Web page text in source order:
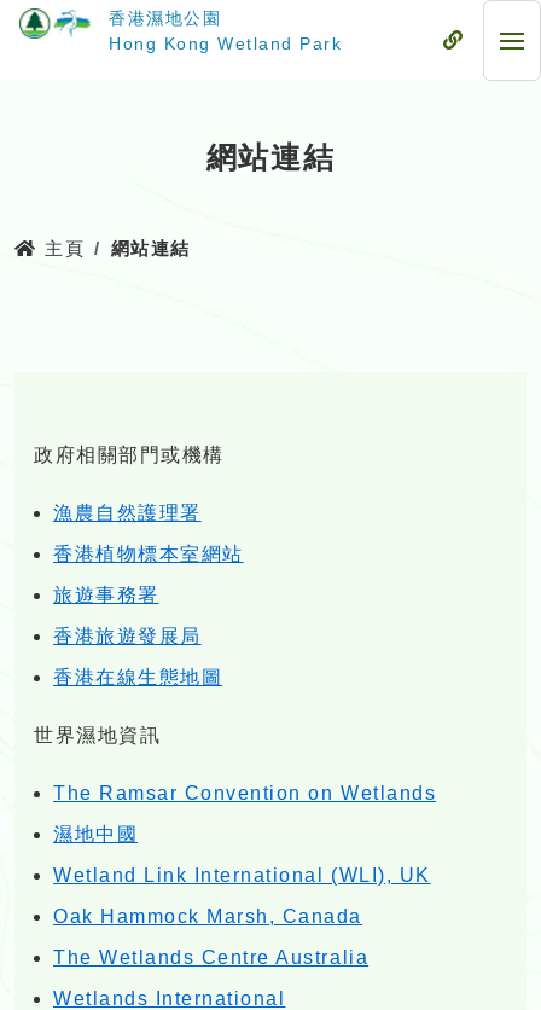
香港濕地公園
Hong Kong Wetland Park
流
流
動
網站連結
主頁 網站連結
政府相關部門或機構
漁農自然護理署
香港植物標本室網站
旅遊事務署
香港旅遊發展局
香港在線生態地圖
世界濕地資訊
The Ramsar Convention on Wetlands
濕地中國
Wetland Link International (WLI), UK
Oak Hammock Marsh, Canada
The Wetlands Centre Australia
Wetlands International